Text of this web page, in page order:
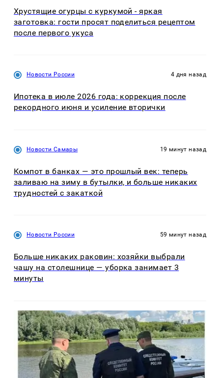
Хрустящие огурцы с куркумой - яркая
заготовка: гости просят поделиться рецептом
после первого укуса
Новости России 4 дня назад
Ипотека в июле 2026 года: коррекция после
рекордного июня и усиление вторички
Новости Самары 19 минут назад
Компот в банках — это прошлый век: теперь
заливаю на зиму в бутылки, и больше никаких
трудностей с закаткой
Новости России 59 минут назад
Больше никаких раковин: хозяйки выбрали
чашу на столешнице — уборка занимает 3
минуты